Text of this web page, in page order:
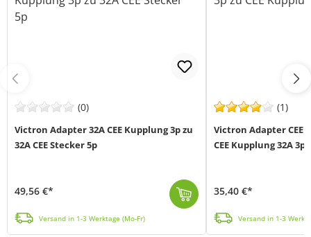
(0)
Victron Adapter 32A CEE Kupplung 3p zu
32A CEE Stecker 5p
49,56 €*
Versand in 1-3 Werktage (Mo-Fr)
(1)
Victron Adapter CEE
CEE Kupplung 32A 3p
35,40 €*
Versand in 1-3